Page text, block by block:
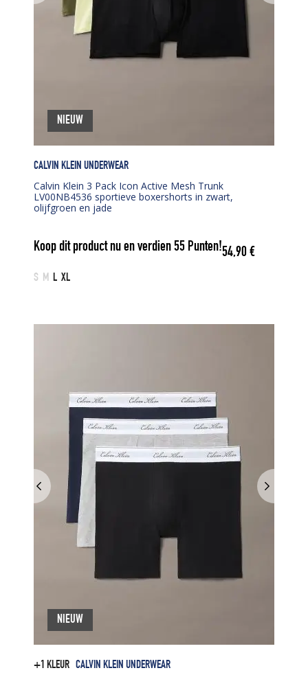
CALVIN KLEIN UNDERWEAR
Calvin Klein 3 Pack Icon Active Mesh Trunk
LV00NB4536 sportieve boxershorts in zwart,
olijfgroen en jade
Koop dit product nu en verdien55 Punten!54,90€
S M L XL
NIEUW
+1 KLEUR CALVIN KLEIN UNDERWEAR
NIEUW